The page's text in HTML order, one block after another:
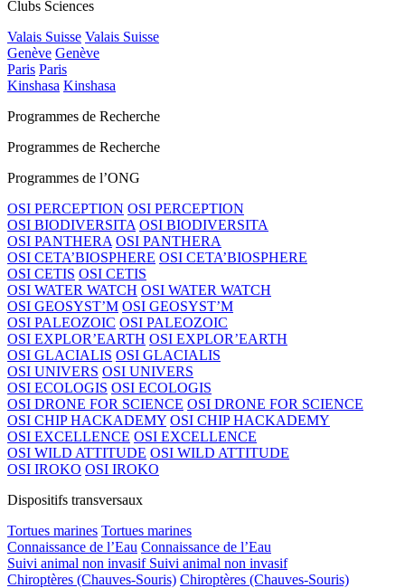
Clubs Sciences
Valais Suisse Valais Suisse
Genève Genève
Paris Paris
Kinshasa Kinshasa
Programmes de Recherche
Programmes de Recherche
Programmes de l’ONG
OSI PERCEPTION OSI PERCEPTION
OSI BIODIVERSITA OSI BIODIVERSITA
OSI PANTHERA OSI PANTHERA
OSI CETA’BIOSPHERE OSI CETA’BIOSPHERE
OSI CETIS OSI CETIS
OSI WATER WATCH OSI WATER WATCH
OSI GEOSYST’M OSI GEOSYST’M
OSI PALEOZOIC OSI PALEOZOIC
OSI EXPLOR’EARTH OSI EXPLOR’EARTH
OSI GLACIALIS OSI GLACIALIS
OSI UNIVERS OSI UNIVERS
OSI ECOLOGIS OSI ECOLOGIS
OSI DRONE FOR SCIENCE OSI DRONE FOR SCIENCE
OSI CHIP HACKADEMY OSI CHIP HACKADEMY
OSI EXCELLENCE OSI EXCELLENCE
OSI WILD ATTITUDE OSI WILD ATTITUDE
OSI IROKO OSI IROKO
Dispositifs transversaux
Tortues marines Tortues marines
Connaissance de l’Eau Connaissance de l’Eau
Suivi animal non invasif Suivi animal non invasif
Chiroptères (Chauves-Souris) Chiroptères (Chauves-Souris)